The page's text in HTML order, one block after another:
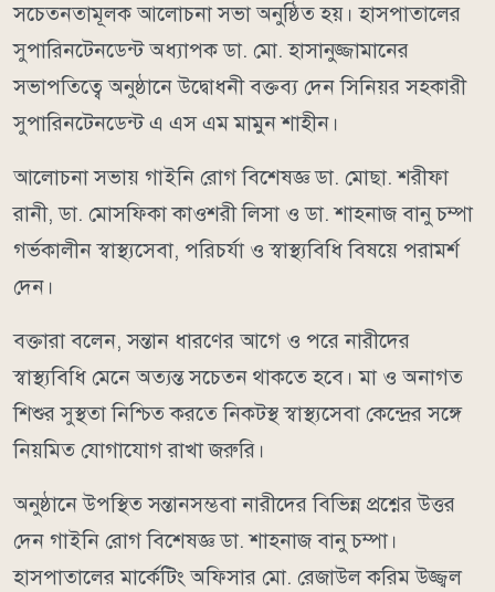
সচেতনতামূলক আলোচনা সভা অনুষ্ঠিত হয়। হাসপাতালের
সুপারিনটেনডেন্ট অধ্যাপক ডা. মো. হাসানুজ্জামানের
সভাপতিত্বে অনুষ্ঠানে উদ্বোধনী বক্তব্য দেন সিনিয়র সহকারী
সুপারিনটেনডেন্ট এ এস এম মামুন শাহীন।
আলোচনা সভায় গাইনি রোগ বিশেষজ্ঞ ডা. মোছা. শরীফা
রানী, ডা. মোসফিকা কাওশরী লিসা ও ডা. শাহনাজ বানু চম্পা
গর্ভকালীন স্বাস্থ্যসেবা, পরিচর্যা ও স্বাস্থ্যবিধি বিষয়ে পরামর্শ
দেন।
বক্তারা বলেন, সন্তান ধারণের আগে ও পরে নারীদের
স্বাস্থ্যবিধি মেনে অত্যন্ত সচেতন থাকতে হবে। মা ও অনাগত
শিশুর সুস্থতা নিশ্চিত করতে নিকটস্থ স্বাস্থ্যসেবা কেন্দ্রের সঙ্গে
নিয়মিত যোগাযোগ রাখা জরুরি।
অনুষ্ঠানে উপস্থিত সন্তানসম্ভবা নারীদের বিভিন্ন প্রশ্নের উত্তর
দেন গাইনি রোগ বিশেষজ্ঞ ডা. শাহনাজ বানু চম্পা।
হাসপাতালের মার্কেটিং অফিসার মো. রেজাউল করিম উজ্জ্বল